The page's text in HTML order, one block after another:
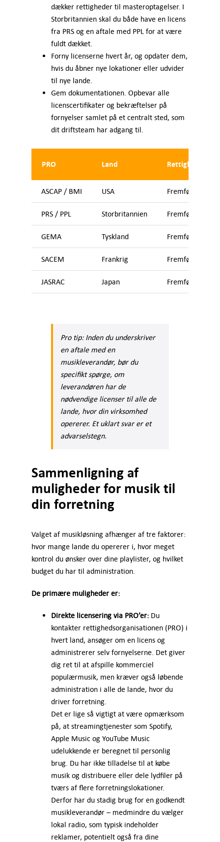
dækker rettigheder til masteroptagelser. I
Storbritannien skal du både have en licens
fra PRS og en aftale med PPL for at være
fuldt dækket.
Forny licenserne hvert år, og opdater dem,
hvis du åbner nye lokationer eller udvider
til nye lande.
Gem dokumentationen. Opbevar alle
licenscertifikater og bekræftelser på
fornyelser samlet på et centralt sted, som
dit driftsteam har adgang til.
PRO Land Rettigheder
ASCAP / BMI USA
PRS / PPL Storbritannien
GEMA Tyskland
SACEM Frankrig
JASRAC Japan
Pro tip: Inden du underskriver
en aftale med en
musikleverandør, bør du
specifikt spørge, om
leverandøren har de
nødvendige licenser til alle de
lande, hvor din virksomhed
opererer. Et uklart svar er et
advarselstegn.
Sammenligning af
muligheder for musik til
din forretning
Valget af musikløsning afhænger af tre faktorer:
hvor mange lande du opererer i, hvor meget
kontrol du ønsker over dine playlister, og hvilket
budget du har til administration.
De primære muligheder er:
Direkte licensering via PRO’er:Du
kontakter rettighedsorganisationen (PRO) i
hvert land, ansøger om en licens og
administrerer selv fornyelserne. Det giver
dig ret til at afspille kommerciel
populærmusik, men kræver også løbende
administration i alle de lande, hvor du
driver forretning.
Det er lige så vigtigt at være opmærksom
på, at streamingtjenester som Spotify,
Apple Music og YouTube Music
udelukkende er beregnet til personlig
brug. Du har ikke tilladelse til at købe
musik og distribuere eller dele lydfiler på
tværs af flere forretningslokationer.
Derfor har du stadig brug for en godkendt
musikleverandør – medmindre du vælger
lokal radio, som typisk indeholder
reklamer, potentielt også fra dine